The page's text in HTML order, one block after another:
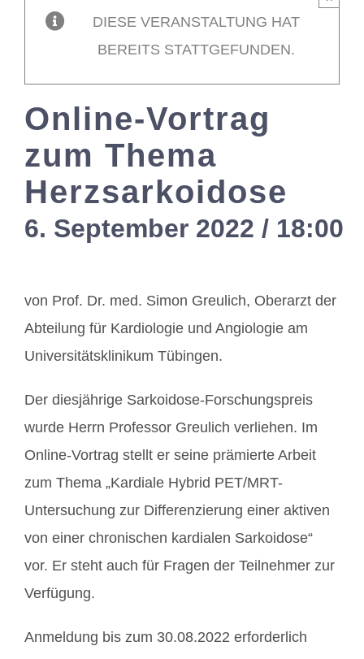
Mitglieder /
DIESE VERANSTALTUNG HAT
BEREITS STATTGEFUNDEN.
Online-Vortrag
zum Thema
Herzsarkoidose
6. September 2022 / 18:00
von Prof. Dr. med. Simon Greulich, Oberarzt der
Abteilung für Kardiologie und Angiologie am
Universitätsklinikum Tübingen.
Der diesjährige Sarkoidose-Forschungspreis
wurde Herrn Professor Greulich verliehen. Im
Online-Vortrag stellt er seine prämierte Arbeit
zum Thema „Kardiale Hybrid PET/MRT-
Untersuchung zur Differenzierung einer aktiven
von einer chronischen kardialen Sarkoidose“
vor. Er steht auch für Fragen der Teilnehmer zur
Verfügung.
Anmeldung bis zum 30.08.2022 erforderlich